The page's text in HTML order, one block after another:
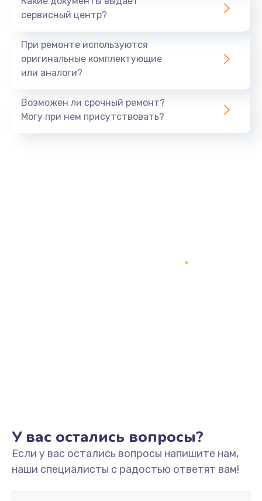
сервисный центр?
При ремонте используются
оригинальные комплектующие
или аналоги?
Возможен ли срочный ремонт?
Могу при нем присутствовать?
У вас остались вопросы?
Если у вас остались вопросы напишите нам,
наши специалисты с радостью ответят вам!